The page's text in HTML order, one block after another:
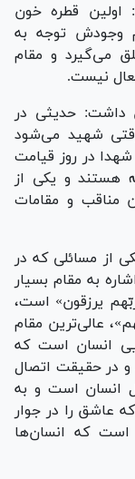
اولین قطره خون
وجودش توجه به
می‌گیرد و مقام
نیست.
داشت: حدیثی در
شهید می‌شود
در روز قیامت
هستند و یکی از
مناقب و مقامات
از مسائلی که در
به مقام بسیار
یرزقون» است،
عالی‌ترین مقام
انسان است که
و در حقیقت اتصال
انسان است و به
عاشق را در جوار
که انسان‌ها